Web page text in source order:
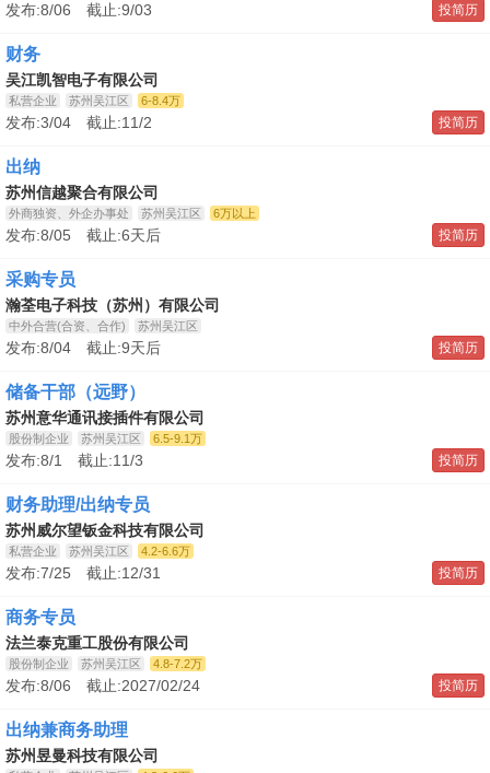
发布:8/06 截止:9/03 投简历
财务
吴江凯智电子有限公司
私营企业 苏州吴江区 6-8.4万
发布:3/04 截止:11/2 投简历
出纳
苏州信越聚合有限公司
外商独资、外企办事处 苏州吴江区 6万以上
发布:8/05 截止:6天后 投简历
采购专员
瀚荃电子科技（苏州）有限公司
中外合营(合资、合作) 苏州吴江区
发布:8/04 截止:9天后 投简历
储备干部（远野）
苏州意华通讯接插件有限公司
股份制企业 苏州吴江区 6.5-9.1万
发布:8/1 截止:11/3 投简历
财务助理/出纳专员
苏州威尔望钣金科技有限公司
私营企业 苏州吴江区 4.2-6.6万
发布:7/25 截止:12/31 投简历
商务专员
法兰泰克重工股份有限公司
股份制企业 苏州吴江区 4.8-7.2万
发布:8/06 截止:2027/02/24 投简历
出纳兼商务助理
苏州昱曼科技有限公司